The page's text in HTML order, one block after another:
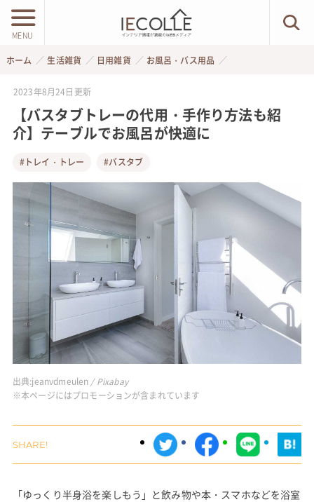
MENU
ホーム 生活雑貨 日用雑貨 お風呂・バス用品
2023年8月24日 更新
【バスタブトレーの代用・手作り方法も紹
介】テーブルでお風呂が快適に
#トレイ・トレー #バスタブ
出典:jeanvdmeulen / Pixabay
※本ページにはプロモーションが含まれています
「ゆっくり半身浴を楽しもう」と飲み物や本・スマホなどを浴室